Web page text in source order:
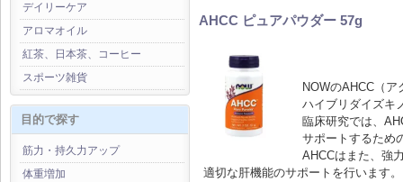
デイリーケア
アロマオイル
紅茶、日本茶、コーヒー
スポーツ雑貨
目的で探す
筋力・持久力アップ
体重増加
AHCC ピュアパウダー 57g
NOWのAHCC（
ハイブリダイズキ
臨床研究では、
サポートするため
AHCCはまた、強
適切な肝機能のサポートを行います。